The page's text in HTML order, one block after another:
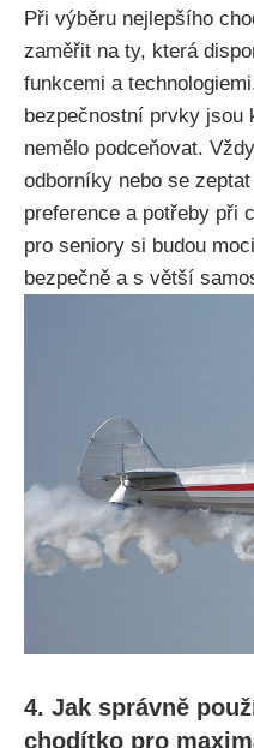
Při výběru ‌nejlepšího
zaměřit‌ na ty,‍ která
‌funkcemi a⁣
bezpečnostní prvky
nemělo podceňovat.
odborníky nebo se
preference a potřeby⁣ při
pro seniory si budou
bezpečně a s větší
4. Jak správně
chodítko pro